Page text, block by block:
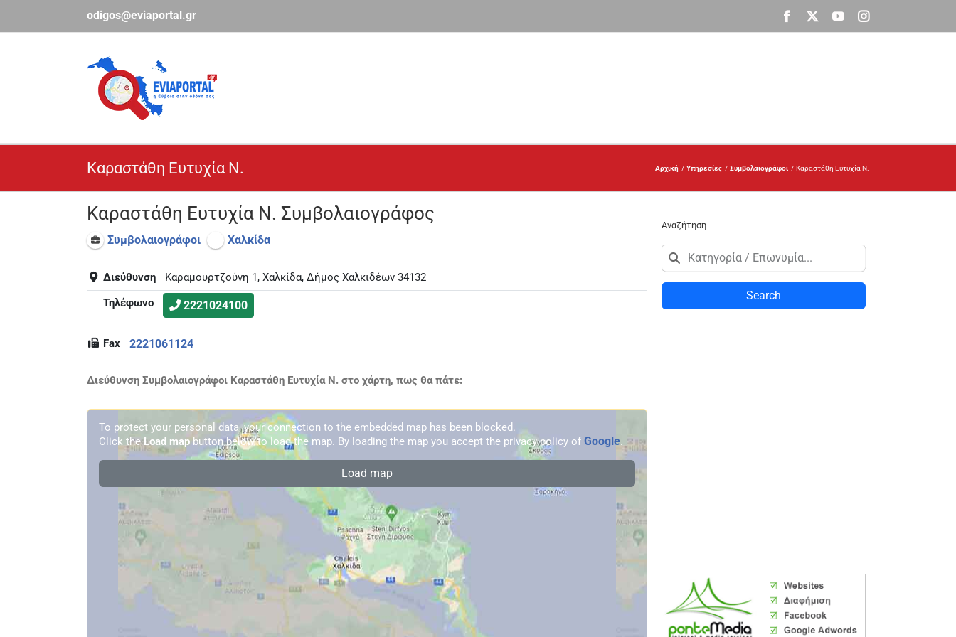
περιεχόμενο
odigos@eviaportal.gr Facebook
X YouTubeInstagram
Καραστάθη Ευτυχία Ν. Αρχική Υπηρεσίες Συμβολαιογράφοι Καραστάθη Ευτυχία Ν.
Καραστάθη Ευτυχία Ν. Συμβολαιογράφος
Συμβολαιογράφοι Χαλκίδα
Διεύθυνση
Καραμουρτζούνη 1, Χαλκίδα, Δήμος Χαλκιδέων 34132
Τηλέφωνο
2221024100
Fax 2221061124
Διεύθυνση Συμβολαιογράφοι Καραστάθη Ευτυχία Ν. στο χάρτη, πως θα πάτε:
To protect your personal data, your connection to the embedded map has been blocked.
Click the Load mapbutton below to load the map. By loading the map you accept the privacy policy of Google.
Load map
Αναζήτηση
Search